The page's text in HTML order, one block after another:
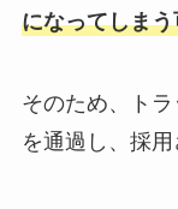
になってしま
そのため、ト
を通過し、採